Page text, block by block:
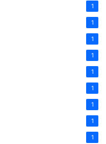
1
1
1
1
1
1
1
1
1